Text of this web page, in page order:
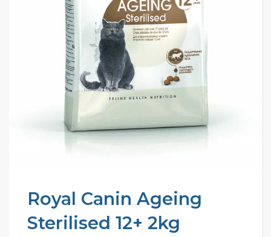
Royal Canin Ageing
Sterilised 12+ 2kg